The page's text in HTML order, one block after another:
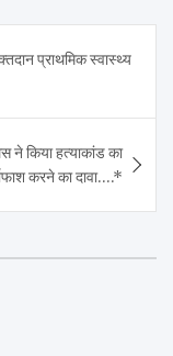
प्राथमिक स्वास्थ्य
किया हत्याकांड का
करने का दावा….*